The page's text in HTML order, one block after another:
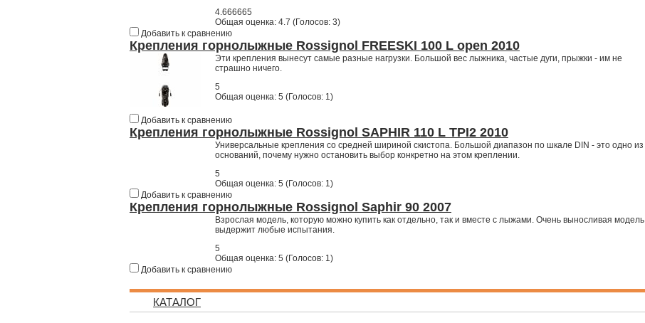
4.666665
Общая оценка: 4.7 (Голосов: 3)
Добавить к сравнению
Крепления горнолыжные Rossignol FREESKI 100 L open 2010
Эти крепления вынесут самые разные нагрузки. Большой вес лыжника, частые дуги, прыжки - им не
страшно ничего.
5
Общая оценка: 5 (Голосов: 1)
Добавить к сравнению
Крепления горнолыжные Rossignol SAPHIR 110 L TPI2 2010
Универсальные крепления со средней шириной скистопа. Большой диапазон по шкале DIN - это одно из
оснований, почему нужно остановить выбор конкретно на этом креплении.
5
Общая оценка: 5 (Голосов: 1)
Добавить к сравнению
Крепления горнолыжные Rossignol Saphir 90 2007
Взрослая модель, которую можно купить как отдельно, так и вместе с лыжами. Очень выносливая модель
выдержит любые испытания.
5
Общая оценка: 5 (Голосов: 1)
Добавить к сравнению
КАТАЛОГ